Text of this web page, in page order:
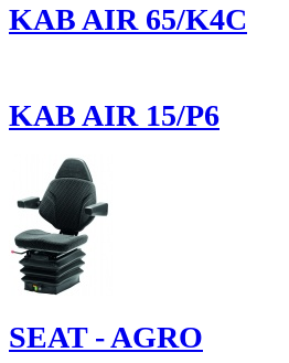
KAB AIR 65/K4C
KAB AIR 15/P6
SEAT - AGRO